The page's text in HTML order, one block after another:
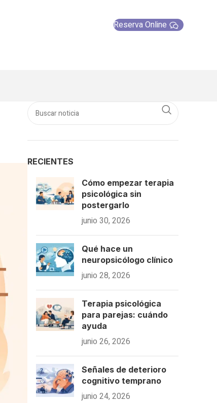
Reserva Online
RECIENTES
Cómo empezar terapia
psicológica sin
postergarlo
junio 30, 2026
Qué hace un
neuropsicólogo clínico
junio 28, 2026
Terapia psicológica
para parejas: cuándo
ayuda
junio 26, 2026
Señales de deterioro
cognitivo temprano
junio 24, 2026